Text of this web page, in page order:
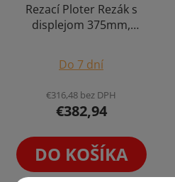
Rezací Ploter Rezák s
displejom 375mm,
Vinyl Folie SignMaster
Do 7 dní
€316,48 bez DPH
€382,94
DO KOŠÍKA